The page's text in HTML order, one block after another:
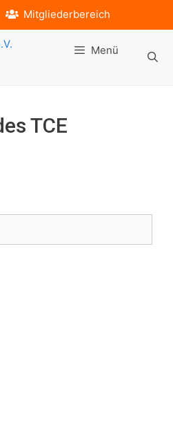
Mitgliederbereich
Menü
TCE